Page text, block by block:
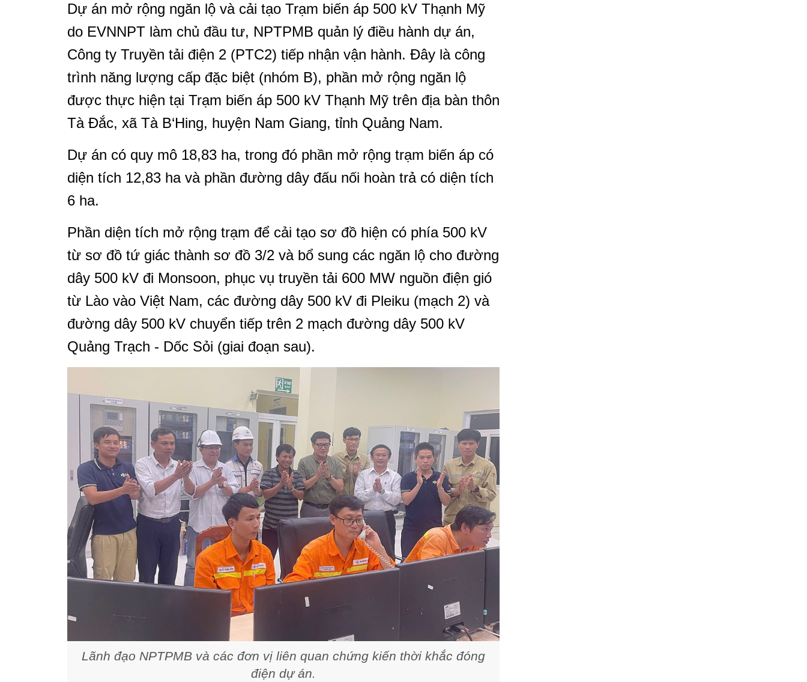
Dự án mở rộng ngăn lộ và cải tạo Trạm biến áp 500 kV Thạnh Mỹ
do EVNNPT làm chủ đầu tư, NPTPMB quản lý điều hành dự án,
Công ty Truyền tải điện 2 (PTC2) tiếp nhận vận hành. Đây là công
trình năng lượng cấp đặc biệt (nhóm B), phần mở rộng ngăn lộ
được thực hiện tại Trạm biến áp 500 kV Thạnh Mỹ trên địa bàn thôn
Tà Đắc, xã Tà B‘Hing, huyện Nam Giang, tỉnh Quảng Nam.
Dự án có quy mô 18,83 ha, trong đó phần mở rộng trạm biến áp có
diện tích 12,83 ha và phần đường dây đấu nối hoàn trả có diện tích
6 ha.
Phần diện tích mở rộng trạm để cải tạo sơ đồ hiện có phía 500 kV
từ sơ đồ tứ giác thành sơ đồ 3/2 và bổ sung các ngăn lộ cho đường
dây 500 kV đi Monsoon, phục vụ truyền tải 600 MW nguồn điện gió
từ Lào vào Việt Nam, các đường dây 500 kV đi Pleiku (mạch 2) và
đường dây 500 kV chuyển tiếp trên 2 mạch đường dây 500 kV
Quảng Trạch - Dốc Sỏi (giai đoạn sau).
Lãnh đạo NPTPMB và các đơn vị liên quan chứng kiến thời khắc đóng
điện dự án.